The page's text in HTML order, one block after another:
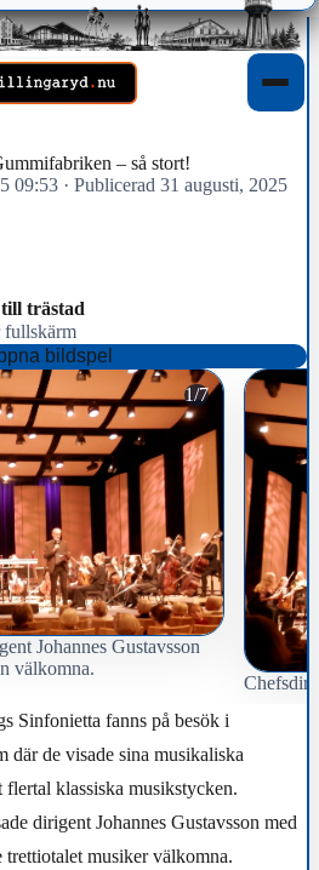
– så stort!
09:53 · Publicerad 31 augusti, 2025
trästad
fullskärm
bildspel
1/7
Johannes Gustavsson
välkomna.
Sinfonietta fanns på besök i
de visade sina musikaliska
klassiska musikstycken.
dirigent Johannes Gustavsson med
trettiotalet musiker välkomna.